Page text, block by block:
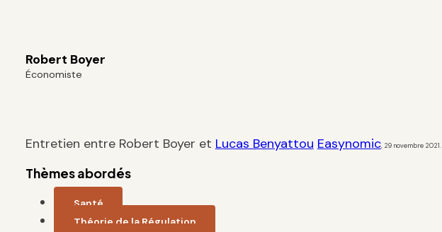
Robert Boyer
Économiste
Entretien entre Robert Boyer et Lucas Benyattou Easynomic, 29 novembre 2021.
Thèmes abordés
Santé
Théorie de la Régulation